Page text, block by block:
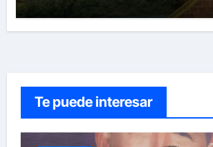
Te puede interesar